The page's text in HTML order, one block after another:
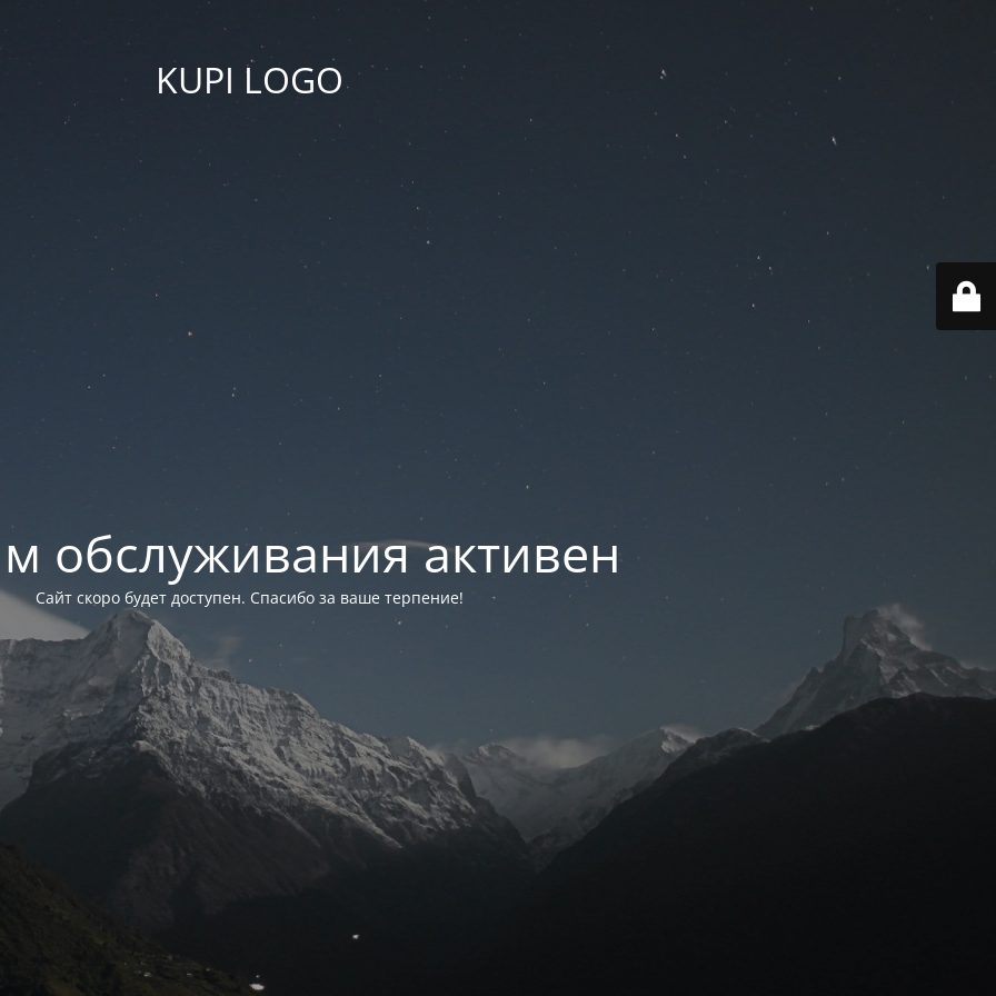
KUPI LOGO
обслуживания активен
Сайт скоро будет доступен. Спасибо за ваше терпение!